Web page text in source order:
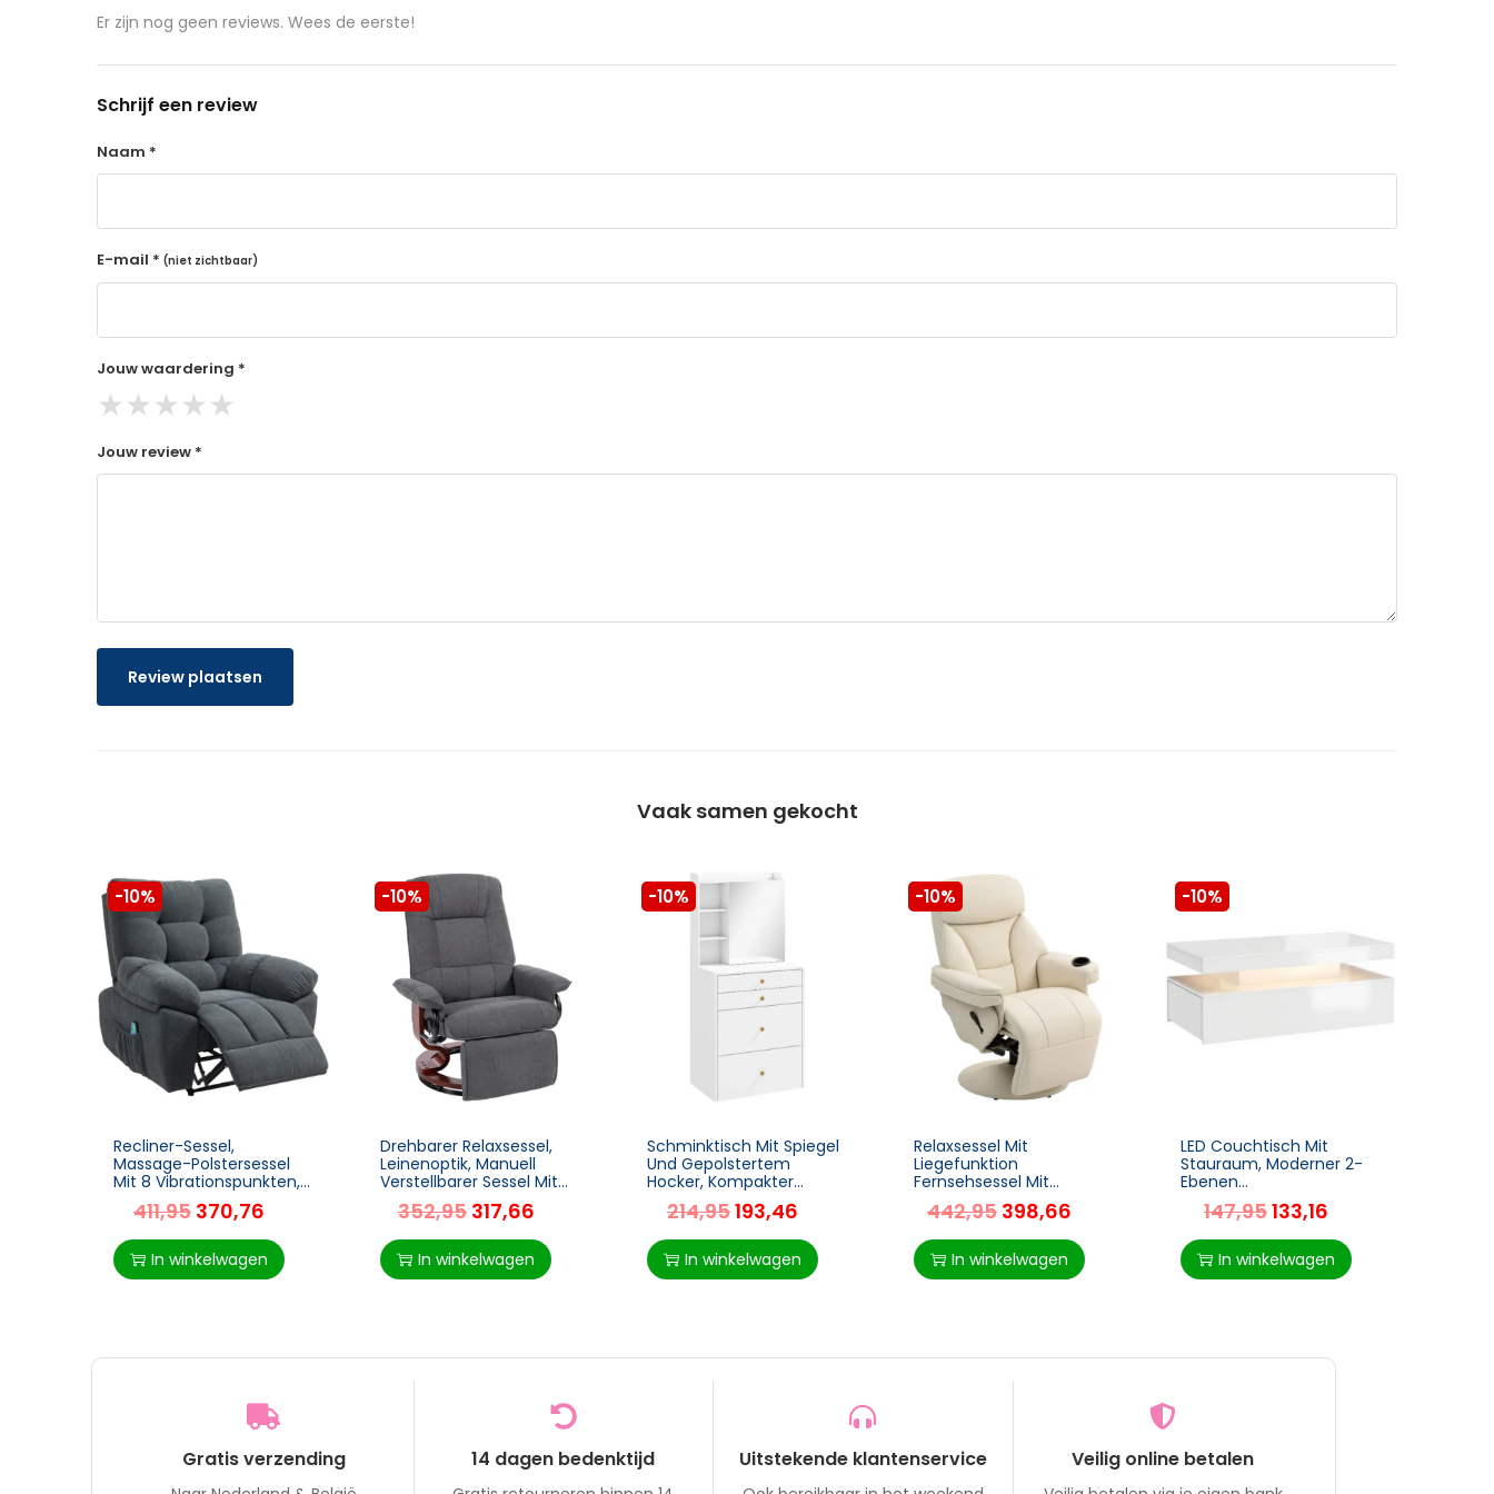
aangeschafte product terug naar de koper.
14 dagen retourtermijn
Binnen 14 dagen een terugbetaling na ontvangst van retour
De terugbetaling wordt gedaan via de betaalmethode waarmee de bestelling is gedaan
Er zijn nog geen reviews. Wees de eerste!
Schrijf een review
Naam *
E-mail * (niet zichtbaar)
Jouw waardering *
★★★★★
Jouw review *
Review plaatsen
Vaak samen gekocht
-10%
Recliner-Sessel,
Massage-Polstersessel
Mit 8 Vibrationspunkten,
Verstellbare Fußstütze,
Seitentasche, Lehnsessel,
Grau
411,95 370,76
In winkelwagen
-10%
Drehbarer Relaxsessel,
Leinenoptik, Manuell
Verstellbarer Sessel Mit
Holzfuß, Fußstütze, Hohe
Rückenlehne, Grau
352,95 317,66
In winkelwagen
-10%
Schminktisch Mit Spiegel
Und Gepolstertem
Hocker, Kompakter
Frisiertisch Mit Schrank,
Schubladen Und Offenen
Ablagen, Weiß
214,95193,46
In winkelwagen
-10%
Relaxsessel Mit
Liegefunktion
Fernsehsessel Mit
Seitentasche,
Becherhalter Für
Wohnzimmer
Schlafzimmer Creme
442,95 398,66
In winkelwagen
-10%
LED Couchtisch Mit
Stauraum, Moderner 2-
Ebenen
Wohnzimmertisch Mit 2
Schubladen, Hochglanz
Weiß
147,95133,16
In winkelwagen
Gratis verzending 14 dagen bedenktijd Uitstekende klantenservice Veilig online betalen